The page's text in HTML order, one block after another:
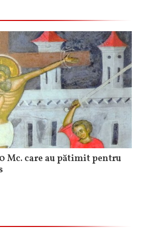
Mc. care au pătimit pentru